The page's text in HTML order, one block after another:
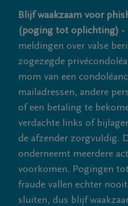
Blijf waakzaam voor
(poging tot oplichting) -
meldingen over valse
zogezegde
mom van een
mailadressen, andere
of een betaling te
verdachte links of
de afzender zorgvuldig.
onderneemt meerdere
voorkomen. Pogingen
fraude vallen echter
sluiten, dus blijf